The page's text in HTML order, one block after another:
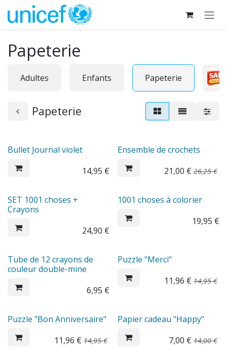
Se rendre au contenu
Papeterie
Adultes Enfants Papeterie
Papeterie
Bullet Journal violet
14,95 €
Sale
Ensemble de crochets
21,00 € 26,25€
SET 1001 choses +
Crayons
24,90 €
1001 choses à colorier
19,95 €
Tube de 12 crayons de
couleur double-mine
6,95 €
Sale
Puzzle "Merci"
11,96 € 14,95€
Sale
Puzzle "Bon Anniversaire"
11,96 € 14,95€
Sale
Papier cadeau "Happy"
7,00 € 14,00€